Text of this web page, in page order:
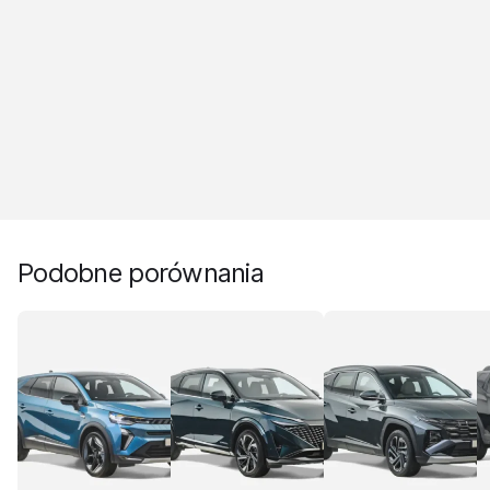
Podobne porównania